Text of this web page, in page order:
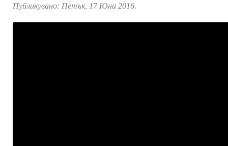
Публикувано: Петък, 17 Юни 2016.